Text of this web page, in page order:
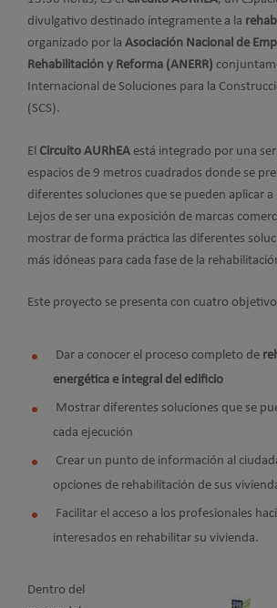
divulgativo destinado íntegramente a la
organizado por la Asociación Nacional de
Rehabilitación y Reforma (ANERR)
Internacional de Soluciones para la
(SCS).
El Circuito AURhEA está integrado por una
espacios de 9 metros cuadrados donde se
diferentes soluciones que se pueden aplicar
Lejos de ser una exposición de marcas
mostrar de forma práctica las diferentes
más idóneas para cada fase de la
Este proyecto se presenta con cuatro
Dar a conocer el proceso completo de
energética e integral del edificio
Mostrar diferentes soluciones que se
cada ejecución
Crear un punto de información al
opciones de rehabilitación de sus
Facilitar el acceso a los profesionales
interesados en rehabilitar su vivienda.
Dentro del